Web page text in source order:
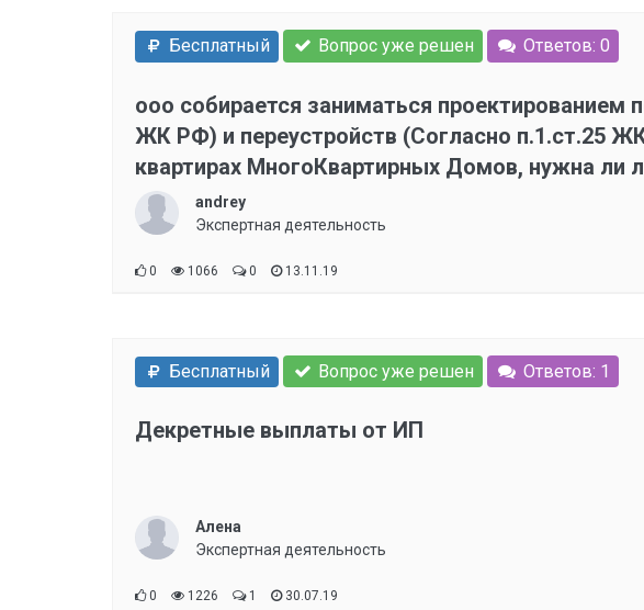
Бесплатный Вопрос уже решен Ответов: 0
ооо собирается заниматься проектированием
ЖК РФ) и переустройств (Согласно п.1.ст.25
квартирах МногоКвартирных Домов, нужна ли
применителен?
andrey
Экспертная деятельность
0 1066 0 13.11.19
Бесплатный Вопрос уже решен Ответов: 1
Декретные выплаты от ИП
Алена
Экспертная деятельность
0 1226 1 30.07.19